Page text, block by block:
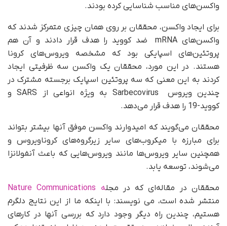
واکسن‌های مناسب شناسایی کرده بودند.
برای ایجاد واکسن، محققان بر روی همان چیزی متمرکز شدند که
واکسن‌های mRNA ضد کووید را هدف قرار دادند و آن هم
پروتئین‌های اسپایکی بود که مشخصه ویروس‌های کرونا
هستند. در این مورد، محققان یک واکسن سه ظرفیتی ایجاد
کردند به این معنی که سه پروتئین اسپایک برجسته مشترک در
چندین ویروس Sarbecovirus به ویژه انواعی از SARS و
کووید-19 را هدف قرار می‌دهد.
محققان می‌گویند که امیدوارند واکسن موفق آنها بیشتر بتواند
برای مبارزه با میکروب‌های سایر زیرگروه‌های کروناویروس و
همچنین سایر ویروس‌ها مانند ویروس‌هایی که باعث آنفولانزا
می‌شوند، توسعه یابد.
محققان در مقاله‌ای که در مجله‌ Nature Communications
منتشر شده است، می نویسند: با اینکه ما از این نتایج دلگرم
هستیم، چندین راه دیگر وجود دارد که بررسی آنها در کارهای